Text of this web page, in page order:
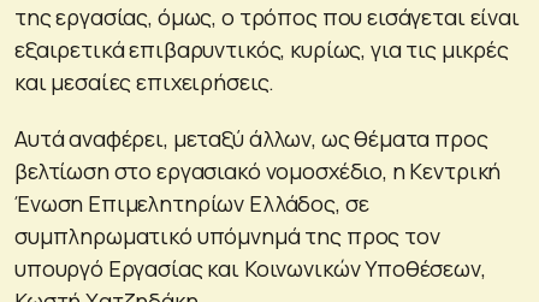
της εργασίας, όμως, ο τρόπος που εισάγεται είναι
εξαιρετικά επιβαρυντικός, κυρίως, για τις μικρές
και μεσαίες επιχειρήσεις.
Αυτά αναφέρει, μεταξύ άλλων, ως θέματα προς
βελτίωση στο εργασιακό νομοσχέδιο, η Κεντρική
Ένωση Επιμελητηρίων Ελλάδος, σε
συμπληρωματικό υπόμνημά της προς τον
υπουργό Εργασίας και Κοινωνικών Υποθέσεων,